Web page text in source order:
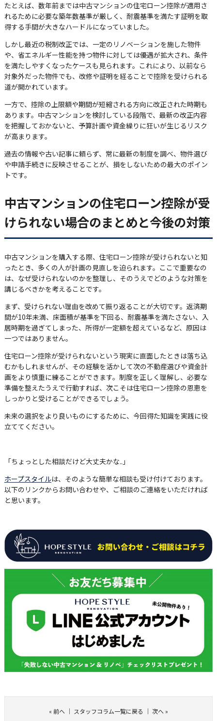
たとえば、数年前までは中古マンションの住宅ローン控除が適用さ
れるために必要な築年数基準が厳しく、耐震基準を満たす証明を取
得する手間が大きなハードルになっていました。
しかし最近の税制改正では、一定のリノベーションを施した物件
や、省エネルギー性能を持つ物件に対しては優遇が拡大され、条件
を満たしやすくなったケースも見られます。これにより、以前なら
対象外だった物件でも、改修や証明を経ることで控除を受けられる
道が開かれています。
一方で、控除の上限額や期間が短縮される方向に改正された時期も
あります。中古マンションを検討している段階で、最新の改正内容
を把握しておかないと、予算計画や資金繰りに狂いが生じるリスク
が高まります。
過去の情報や古い記事に頼らず、常に最新の制度を調べ、物件選び
や申請手続きに反映させることが、損をしないための最大のポイン
トです。
中古マンションの住宅ローン控除が受
けられない場合のまとめと今後の対策
中古マンションを購入する際、住宅ローン控除が受けられないと知
ったとき、多くの人が計画の見直しを迫られます。ここで重要なの
は、なぜ受けられないのかを整理し、そのうえでどのような対策を
講じるべきかを考えることです。
まず、受けられない理由を改めて振り返ることが大切です。返済期
間が10年未満、床面積が基準を下回る、耐震基準を満たさない、入
居時期を過ぎてしまった、所得が一定額を超えているなど、原因は
一つではありません。
住宅ローン控除が受けられないという現実に直面したときは落ち込
むかもしれませんが、その経験を活かして次の不動産選びや資金計
画をより慎重に練ることができます。制度を正しく理解し、必要な
準備を整えたうえで行動すれば、次こそは住宅ローン控除の恩恵を
しっかりと受けることができるでしょう。
未来の選択をより良いものにするために、今回得た知識を実践に役
立ててください。
「ちょっとした相談だけど大丈夫かな..」
ホープスタイルは、そのような簡単な相談も受け付けております。
以下のリンクからお問い合わせや、ご相談のご連絡をいただければ
と思います。
« 前へ｜ スタッフコラム一覧に戻る ｜ 次へ»